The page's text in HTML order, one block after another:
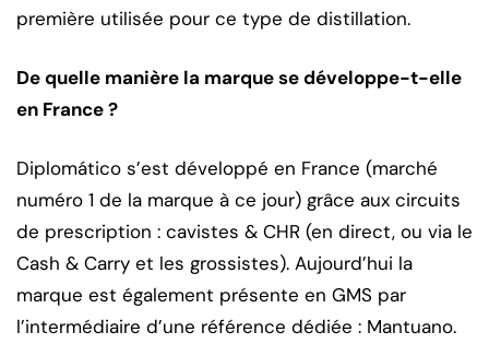
première utilisée pour ce type de distillation.
De quelle manière la marque se développe-t-elle
en France ?
Diplomático s’est développé en France (marché
numéro 1 de la marque à ce jour) grâce aux circuits
de prescription : cavistes & CHR (en direct, ou via le
Cash & Carry et les grossistes). Aujourd’hui la
marque est également présente en GMS par
l’intermédiaire d’une référence dédiée : Mantuano.